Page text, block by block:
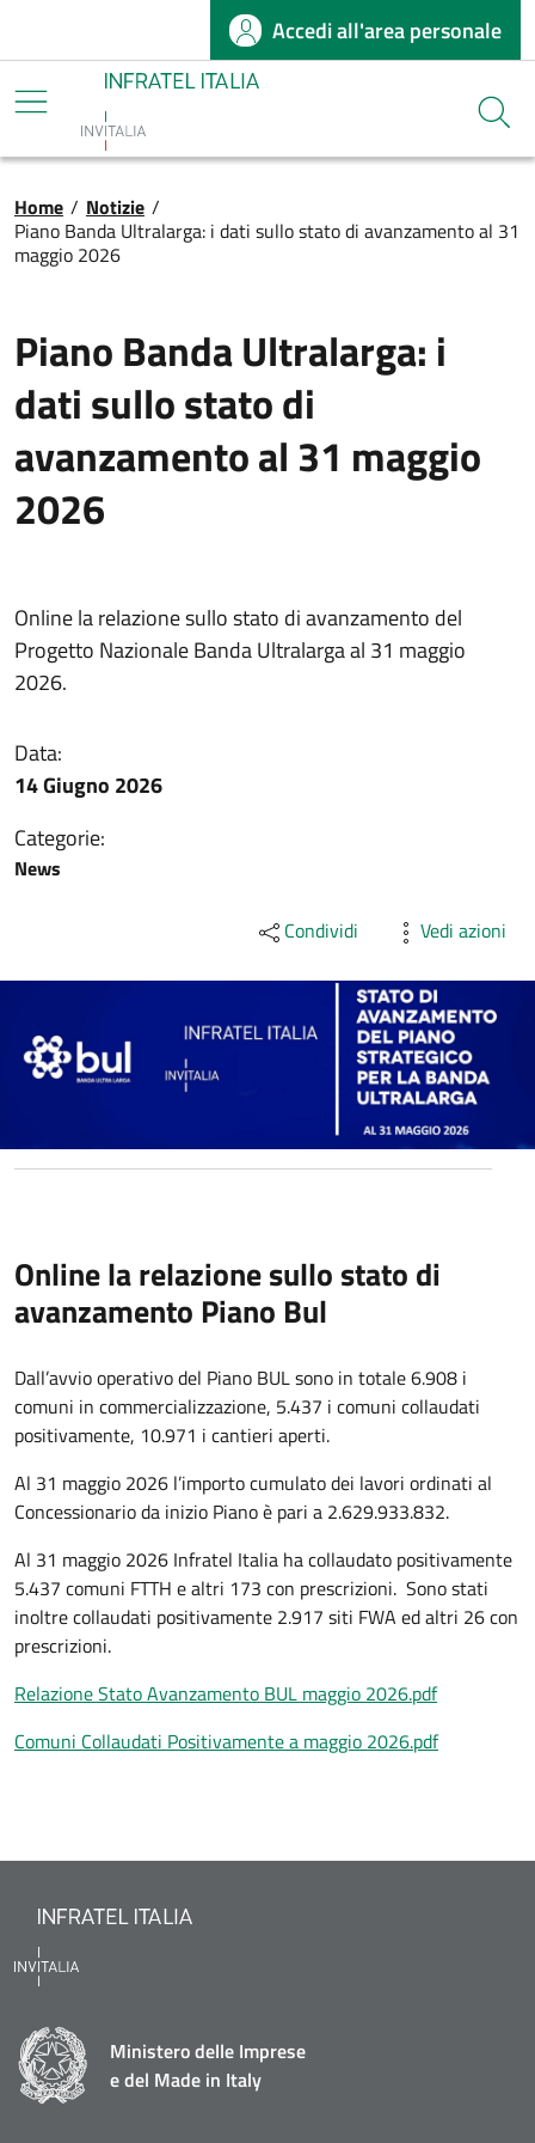
Salta al contenuto principaleAccedi all'area personale
Infratel
Briciole di pane
Home / Notizie /
Piano Banda Ultralarga: i dati sullo stato di avanzamento al 31
maggio 2026
Piano Banda Ultralarga: i
dati sullo stato di
avanzamento al 31 maggio
2026
Online la relazione sullo stato di avanzamento del
Progetto Nazionale Banda Ultralarga al 31 maggio
2026.
Data:
14 Giugno 2026
Categorie:
News
Condividi Vedi azioni
Online la relazione sullo stato di
avanzamento Piano Bul
Dall’avvio operativo del Piano BUL sono in totale 6.908 i
comuni in commercializzazione, 5.437 i comuni collaudati
positivamente, 10.971 i cantieri aperti.
Al 31 maggio 2026 l’importo cumulato dei lavori ordinati al
Concessionario da inizio Piano è pari a 2.629.933.832.
Al 31 maggio 2026 Infratel Italia ha collaudato positivamente
5.437 comuni FTTH e altri 173 con prescrizioni. Sono stati
inoltre collaudati positivamente 2.917 siti FWA ed altri 26 con
prescrizioni.
Relazione Stato Avanzamento BUL maggio 2026.pdf
Comuni Collaudati Positivamente a maggio 2026.pdf
Ministero delle Imprese
e del Made in Italy